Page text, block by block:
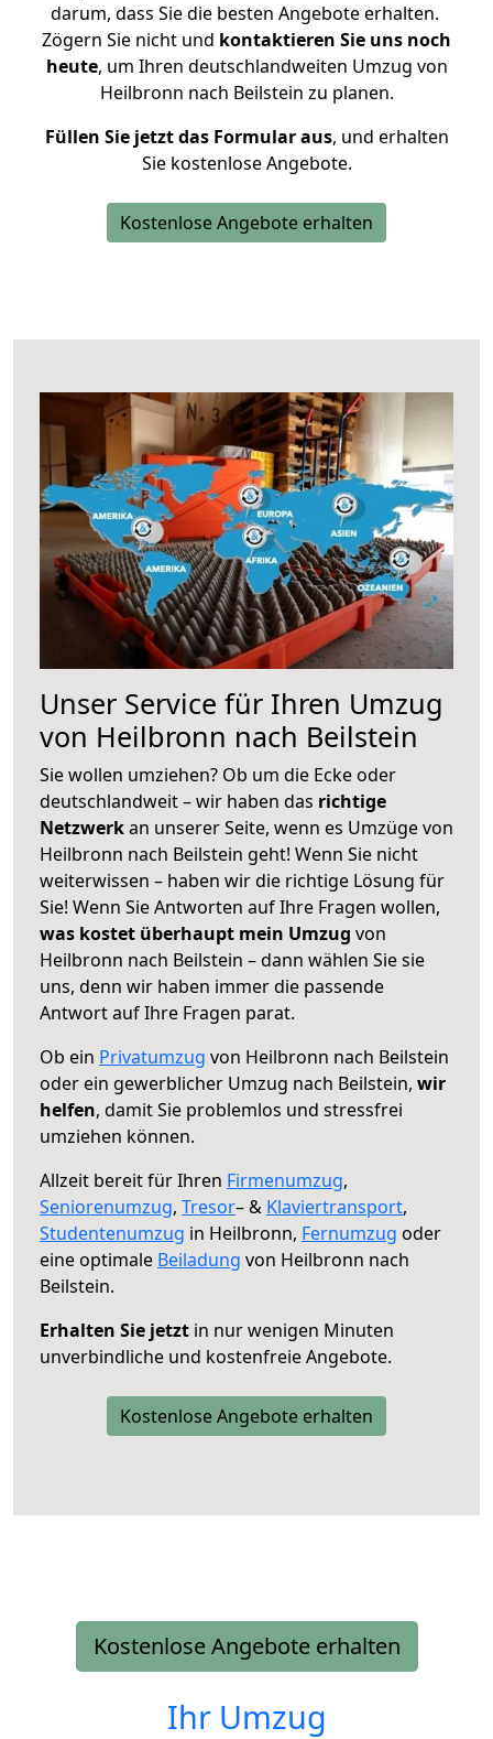
darum, dass Sie die besten Angebote erhalten.
Zögern Sie nicht und kontaktieren Sie uns noch
heute, um Ihren deutschlandweiten Umzug von
Heilbronn nach Beilstein zu planen.
Füllen Sie jetzt das Formular aus, und erhalten
Sie kostenlose Angebote.
Kostenlose Angebote erhalten
Unser Service für Ihren Umzug
von Heilbronn nach Beilstein
Sie wollen umziehen? Ob um die Ecke oder
deutschlandweit – wir haben das richtige
Netzwerkan unserer Seite, wenn es Umzüge von
Heilbronn nach Beilstein geht! Wenn Sie nicht
weiterwissen – haben wir die richtige Lösung für
Sie! Wenn Sie Antworten auf Ihre Fragen wollen,
was kostet überhaupt mein Umzug von
Heilbronn nach Beilstein – dann wählen Sie sie
uns, denn wir haben immer die passende
Antwort auf Ihre Fragen parat.
Ob ein Privatumzug von Heilbronn nach Beilstein
oder ein gewerblicher Umzug nach Beilstein, wir
helfen, damit Sie problemlos und stressfrei
umziehen können.
Allzeit bereit für Ihren Firmenumzug,
Seniorenumzug, Tresor– & Klaviertransport,
Studentenumzug in Heilbronn, Fernumzug oder
eine optimale Beiladung von Heilbronn nach
Beilstein.
Erhalten Sie jetzt in nur wenigen Minuten
unverbindliche und kostenfreie Angebote.
Kostenlose Angebote erhalten
Kostenlose Angebote erhalten
Ihr Umzug